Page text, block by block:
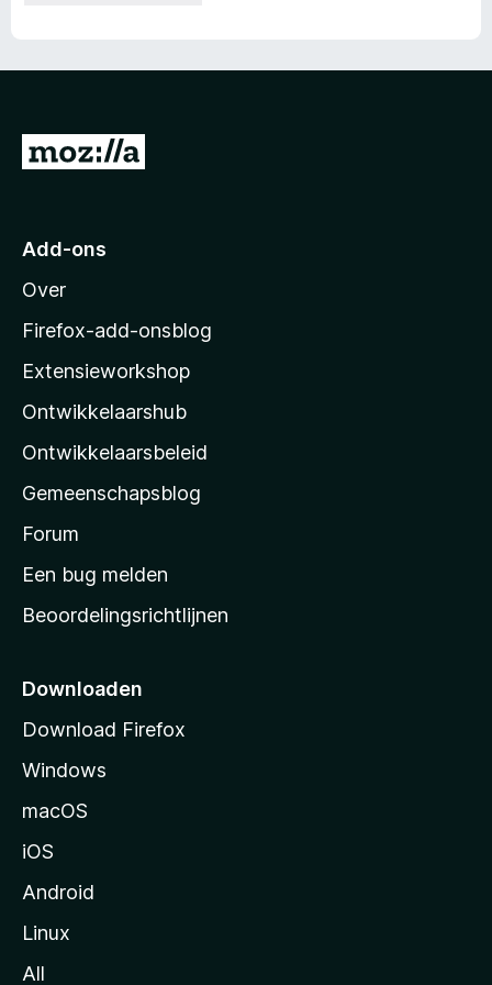
e
T
o
N
r
o
z
l
l
a
s
s
t
r
p
g
i
Add-ons
Over
Firefox-add-onsblog
Extensieworkshop
Ontwikkelaarshub
Ontwikkelaarsbeleid
Gemeenschapsblog
Forum
Een bug melden
Beoordelingsrichtlijnen
Downloaden
Download Firefox
Windows
macOS
iOS
Android
Linux
All